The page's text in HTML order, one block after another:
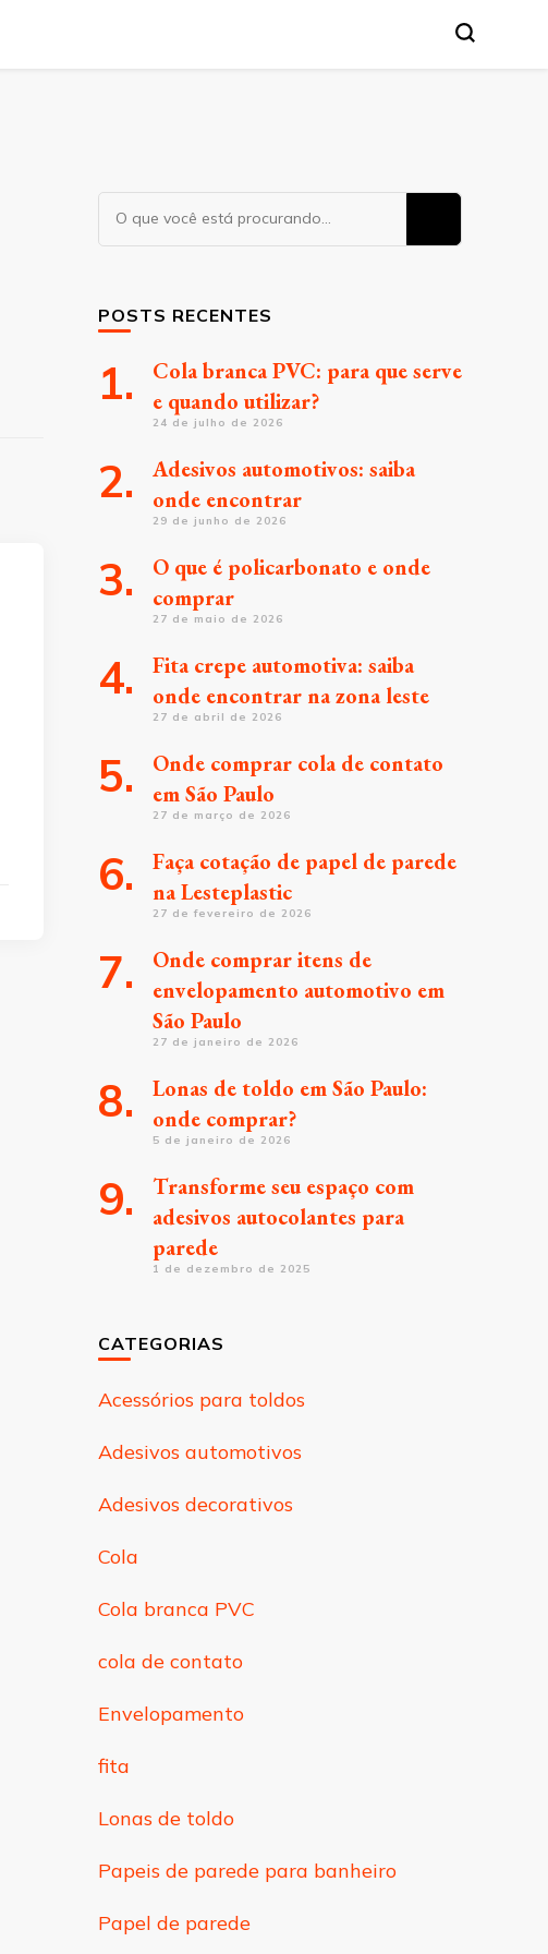
Procurando
algo?
POSTS RECENTES
Cola branca PVC: para que serve
e quando utilizar?
24 de julho de 2026
Adesivos automotivos: saiba
onde encontrar
29 de junho de 2026
O que é policarbonato e onde
comprar
27 de maio de 2026
Fita crepe automotiva: saiba
onde encontrar na zona leste
27 de abril de 2026
Onde comprar cola de contato
em São Paulo
27 de março de 2026
Faça cotação de papel de parede
na Lesteplastic
27 de fevereiro de 2026
Onde comprar itens de
envelopamento automotivo em
São Paulo
27 de janeiro de 2026
Lonas de toldo em São Paulo:
onde comprar?
5 de janeiro de 2026
Transforme seu espaço com
adesivos autocolantes para
parede
1 de dezembro de 2025
CATEGORIAS
Acessórios para toldos
Adesivos automotivos
Adesivos decorativos
Cola
Cola branca PVC
cola de contato
Envelopamento
fita
Lonas de toldo
Papeis de parede para banheiro
Papel de parede